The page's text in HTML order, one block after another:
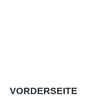
VORDERSEITE